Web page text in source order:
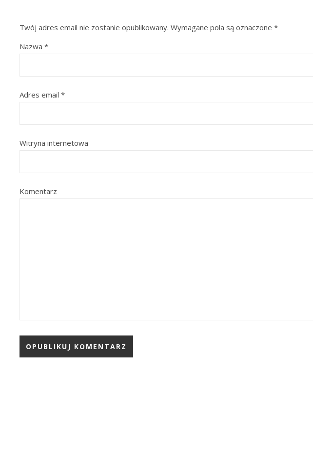
Twój adres email nie zostanie opublikowany. Wymagane pola są oznaczone *
Nazwa *
Adres email *
Witryna internetowa
Komentarz